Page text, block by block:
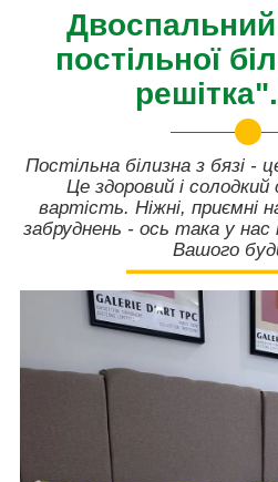
постільної
Постільна білизна з бязі -
Це здоровий і
вартість. Ніжні, приємні
забруднень - ось така у нас
Вашого